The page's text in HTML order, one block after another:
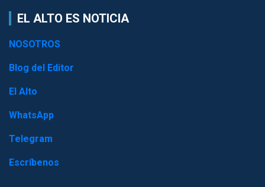
EL ALTO ES NOTICIA
NOSOTROS
Blog del Editor
El Alto
WhatsApp
Telegram
Escríbenos